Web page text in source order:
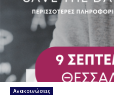
Ανακοινώσεις